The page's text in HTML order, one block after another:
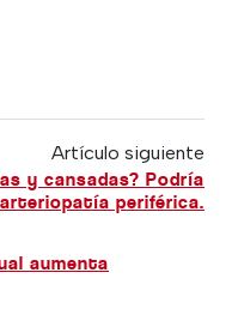
Artículo siguiente
y cansadas? Podría
periférica.
aumenta